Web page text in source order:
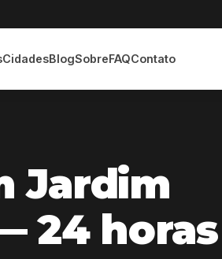
CidadesBlogSobreFAQContato
Jardim
24 horas